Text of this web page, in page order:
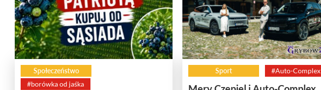
Społeczeństwo
#borówka od jaśka
Sport #Auto-Complex